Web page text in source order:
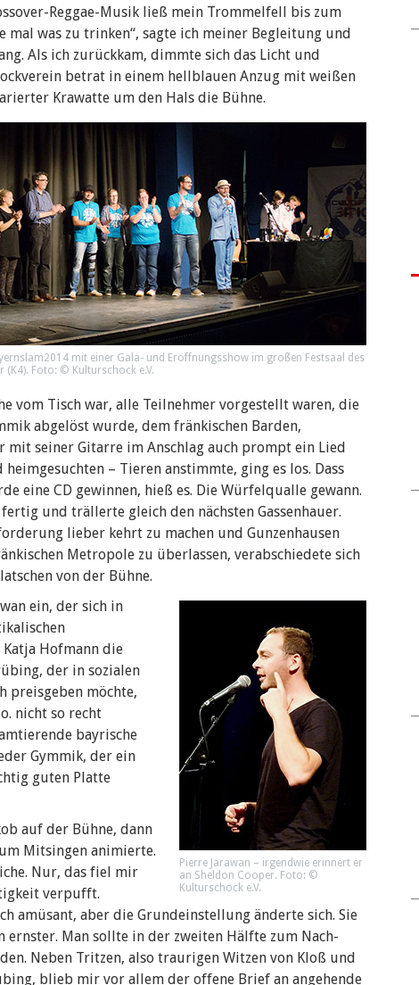
Reggae-Musik ließ mein Trommelfell bis zum
mal was zu trinken“, sagte ich meiner Begleitung und
Als ich zurückkam, dimmte sich das Licht und
betrat in einem hellblauen Anzug mit weißen
Krawatte um den Hals die Bühne.
mit einer Gala- und Eröffnungsshow im großen Festsaal des
(K4). Foto: © Kulturschock e.V.
vom Tisch war, alle Teilnehmer vorgestellt waren, die
abgelöst wurde, dem fränkischen Barden,
seiner Gitarre im Anschlag auch prompt ein Lied
– Tieren anstimmte, ging es los. Dass
eine CD gewinnen, hieß es. Die Würfelqualle gewann.
und trällerte gleich den nächsten Gassenhauer.
lieber kehrt zu machen und Gunzenhausen
Metropole zu überlassen, verabschiedete sich
von der Bühne.
Pierre Jarawan – irgendwie erinnert er
an Sheldon Cooper. Foto: ©
Kulturschock e.V.
ein, der sich in
Hofmann die
der in sozialen
preisgeben möchte,
nicht so recht
bayrische
Gymmik, der ein
guten Platte
auf der Bühne, dann
Mitsingen animierte.
Nur, das fiel mir
verpufft.
amüsant, aber die Grundeinstellung änderte sich. Sie
Man sollte in der zweiten Hälfte zum Nach-
Neben Tritzen, also traurigen Witzen von Kloß und
blieb mir vor allem der offene Brief an angehende